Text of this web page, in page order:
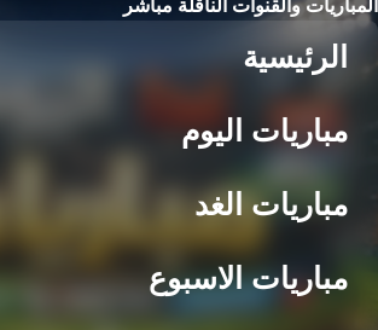
المباريات والقنوات الناقلة مباشر
الرئيسية
مباريات اليوم
مباريات الغد
مباريات الاسبوع